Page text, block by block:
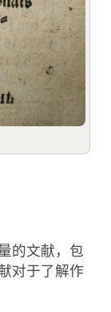
的文献，包
对于了解作